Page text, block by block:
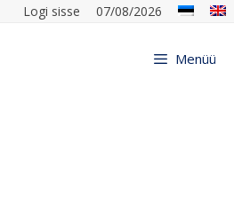
Logi sisse 07/08/2026
Menüü